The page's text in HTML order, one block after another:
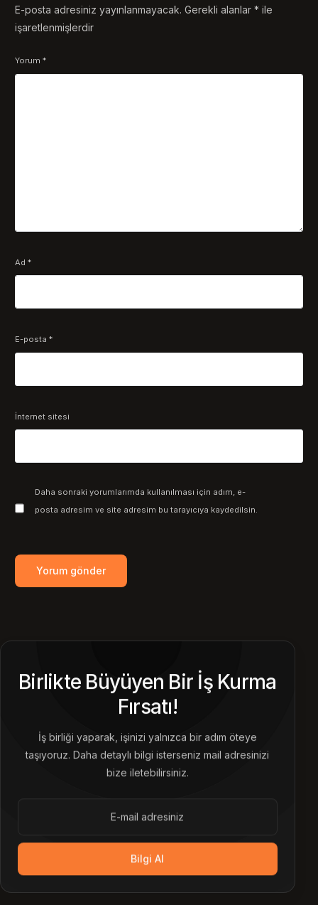
E-posta adresiniz yayınlanmayacak. Gerekli alanlar* ile
işaretlenmişlerdir
Yorum*
Ad*
E-posta*
İnternet sitesi
Daha sonraki yorumlarımda kullanılması için adım, e-
posta adresim ve site adresim bu tarayıcıya kaydedilsin.
Birlikte Büyüyen Bir İş Kurma
Fırsatı!
İş birliği yaparak, işinizi yalnızca bir adım öteye
taşıyoruz. Daha detaylı bilgi isterseniz mail adresinizi
bize iletebilirsiniz.
Bilgi Al